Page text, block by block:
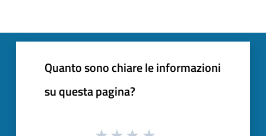
Quanto sono chiare le informazioni
su questa pagina?